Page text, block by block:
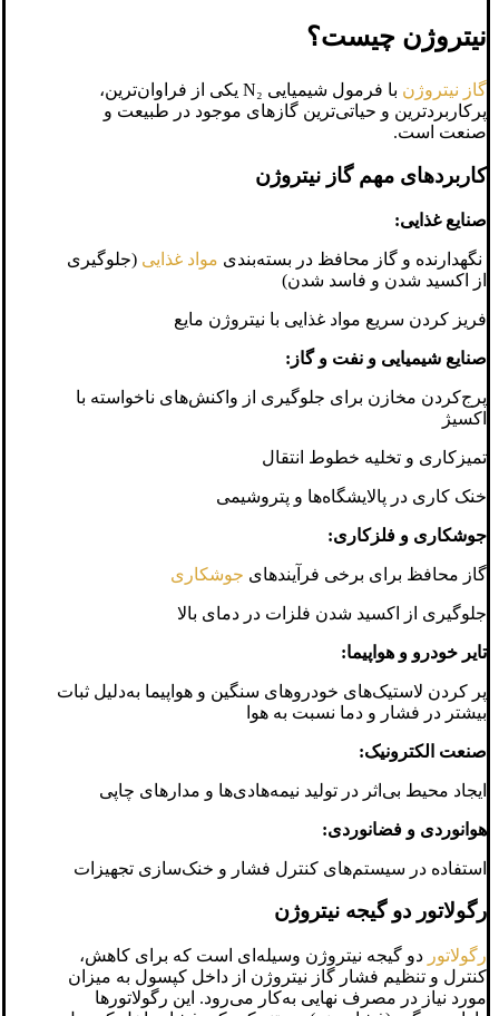
نیتروژن چیست؟
گاز نیتروژن
با فرمول شیمیایی N₂ یکی از فراوان‌ترین،
پرکاربردترین و حیاتی‌ترین گازهای موجود در طبیعت و
صنعت است.
کاربردهای مهم گاز نیتروژن
صنایع غذایی:
نگهدارنده و گاز محافظ در بسته‌بندی مواد غذایی (جلوگیری
از اکسید شدن و فاسد شدن)
فریز کردن سریع مواد غذایی با نیتروژن مایع
صنایع شیمیایی و نفت و گاز:
پرج‌کردن مخازن برای جلوگیری از واکنش‌های ناخواسته با
اکسیژ
تمیزکاری و تخلیه خطوط انتقال
خنک ‌کاری در پالایشگاه‌ها و پتروشیمی
جوشکاری و فلزکاری:
گاز محافظ برای برخی فرآیندهای جوشکاری
جلوگیری از اکسید شدن فلزات در دمای بالا
تایر خودرو و هواپیما:
پر کردن لاستیک‌های خودروهای سنگین و هواپیما به‌دلیل ثبات
بیشتر در فشار و دما نسبت به هوا
صنعت الکترونیک:
ایجاد محیط بی‌اثر در تولید نیمه‌هادی‌ها و مدارهای چاپی
هوانوردی و فضانوردی:
استفاده در سیستم‌های کنترل فشار و خنک‌سازی تجهیزات
رگولاتور دو گیجه نیتروژن
رگولاتور دو گیجه نیتروژن وسیله‌ای است که برای کاهش،
کنترل و تنظیم فشار گاز نیتروژن از داخل کپسول به میزان
مورد نیاز در مصرف نهایی به‌کار می‌رود. این رگولاتورها